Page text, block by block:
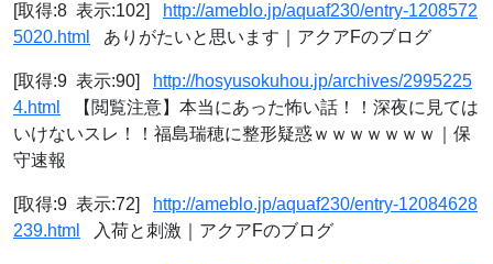
[取得:8 表示:102]
http://ameblo.jp/aquaf230/entry-1208572
5020.html
ありがたいと思います｜アクアFのブログ
[取得:9 表示:90]
http://hosyusokuhou.jp/archives/2995225
4.html
【閲覧注意】本当にあった怖い話！！深夜に見ては
いけないスレ！！福島瑞穂に整形疑惑ｗｗｗｗｗｗｗ｜保
守速報
[取得:9 表示:72]
http://ameblo.jp/aquaf230/entry-12084628
239.html
入荷と刺激｜アクアFのブログ